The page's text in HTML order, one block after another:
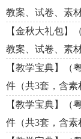
教案、试卷、素
【金秋大礼包】
教案、试卷、素
【教学宝典】（
件（共3套，含素
【教学宝典】（
件（共3套，含素